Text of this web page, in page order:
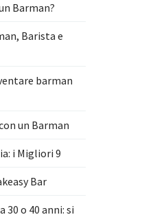
Barman?
Barista e
barman
un Barman
i Migliori 9
Bar
30 o 40 anni: si